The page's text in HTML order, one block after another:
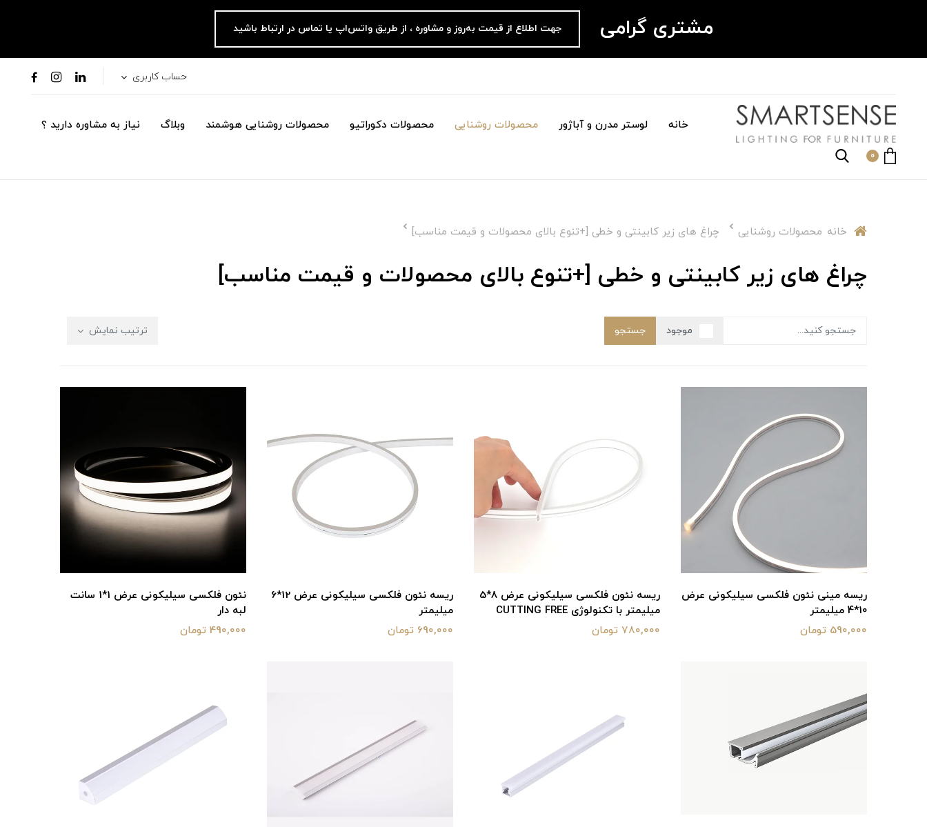
مشتری گرامی جهت اطلاع از قیمت به‌روز و مشاوره ، از طریق واتس‌اپ یا تماس در ارتباط باشید
حساب کاربری
خانه لوستر مدرن و آباژور محصولات روشنایی محصولات دکوراتیو محصولات روشنایی هوشمند وبلاگ نیاز به مشاوره دارید ؟
0
خانه محصولات روشنایی چراغ های زیر کابینتی و خطی [+تنوع بالای محصولات و قیمت مناسب]
چراغ های زیر کابینتی و خطی [+تنوع بالای محصولات و قیمت مناسب]
موجود جستجو ترتیب نمایش
ریسه مینی نئون فلکسی سیلیکونی عرض
10*4 میلیمتر
590,000 تومان
ریسه نئون فلکسی سیلیکونی عرض 8*5
میلیمتر با تکنولوژی CUTTING FREE
780,000 تومان
ریسه نئون فلکسی سیلیکونی عرض 12*6
میلیمتر
690,000 تومان
نئون فلکسی سیلیکونی عرض 1*1 سانت
لبه دار
490,000 تومان